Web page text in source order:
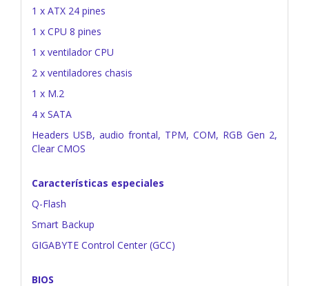
1 x ATX 24 pines
1 x CPU 8 pines
1 x ventilador CPU
2 x ventiladores chasis
1 x M.2
4 x SATA
Headers USB, audio frontal, TPM, COM, RGB Gen 2,
Clear CMOS
Características especiales
Q-Flash
Smart Backup
GIGABYTE Control Center (GCC)
BIOS